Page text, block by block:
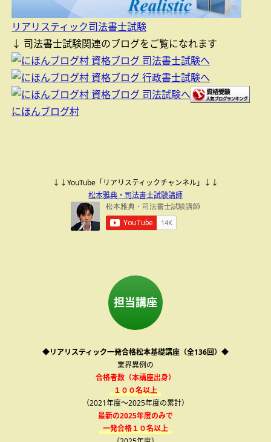
リアリスティック司法書士試験
↓ 司法書士試験関連のブログをご覧になれます
にほんブログ村
↓↓YouTube「リアリスティックチャンネル」↓↓
松本雅典・司法書士試験講師
担当講座
◆リアリスティック一発合格松本基礎講座（全136回）◆
業界異例の
合格者数（本講座出身）
１００名以上
（2021年度～2025年度の累計）
最新の2025年度のみで
一発合格１０名以上